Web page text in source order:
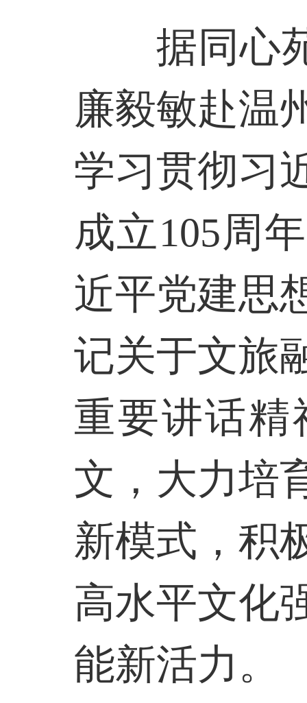
据同心
廉毅敏赴温
学习贯彻习
成立105周
近平党建思
记关于文旅
重要讲话精
文，大力培
新模式，积
高水平文化
能新活力。